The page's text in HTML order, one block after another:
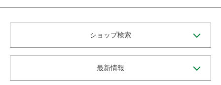
ショップ検索
最新情報